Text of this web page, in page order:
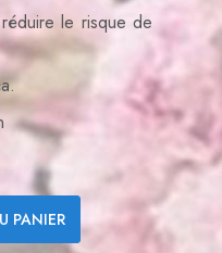
le risque de
PANIER